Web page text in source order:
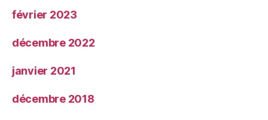
février 2023
décembre 2022
janvier 2021
décembre 2018